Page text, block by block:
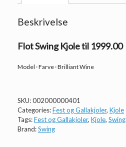
Beskrivelse
Flot Swing Kjole til 1999.00
Model · Farve · Brilliant Wine
SKU:002000000401
Categories:Fest og Gallakjoler, Kjole
Tags:Fest og Gallakjoler, Kjole, Swing
Brand:Swing